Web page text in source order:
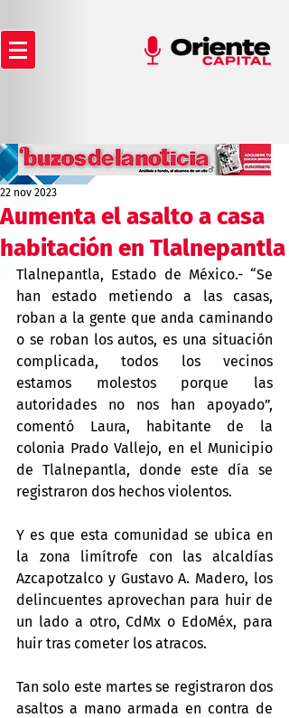
Aumenta el asalto a casa
habitación en Tlalnepantla
22 nov 2023
Tlalnepantla, Estado de México.- “Se
han estado metiendo a las casas,
roban a la gente que anda caminando
o se roban los autos, es una situación
complicada, todos los vecinos
estamos molestos porque las
autoridades no nos han apoyado”,
comentó Laura, habitante de la
colonia Prado Vallejo, en el Municipio
de Tlalnepantla, donde este día se
registraron dos hechos violentos.
Y es que esta comunidad se ubica en
la zona limítrofe con las alcaldías
Azcapotzalco y Gustavo A. Madero, los
delincuentes aprovechan para huir de
un lado a otro, CdMx o EdoMéx, para
huir tras cometer los atracos.
Tan solo este martes se registraron dos
asaltos a mano armada en contra de